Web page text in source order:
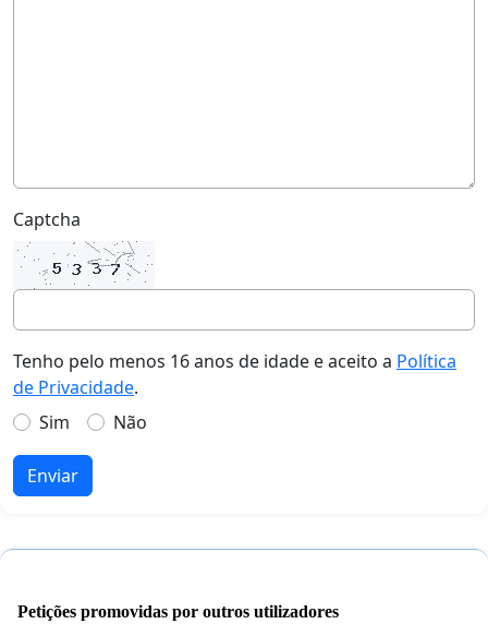
Captcha
Tenho pelo menos 16 anos de idade e aceito a Política
de Privacidade.
Sim
Não
Enviar
Petições promovidas por outros utilizadores